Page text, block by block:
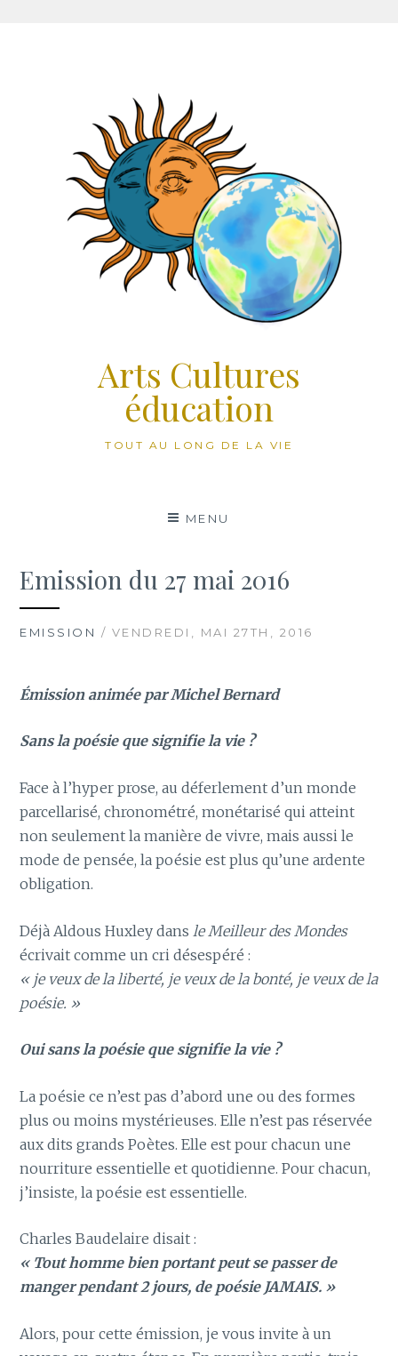
Arts Cultures
éducation
TOUT AU LONG DE LA VIE
MENU
Emission du 27 mai 2016
EMISSION / VENDREDI, MAI 27TH, 2016
Émission animée par Michel Bernard
Sans la poésie que signifie la vie ?
Face à l’hyper prose, au déferlement d’un monde
parcellarisé, chronométré, monétarisé qui atteint
non seulement la manière de vivre, mais aussi le
mode de pensée, la poésie est plus qu’une ardente
obligation.
Déjà Aldous Huxley dans le Meilleur des Mondes
écrivait comme un cri désespéré :
« je veux de la liberté, je veux de la bonté, je veux de la
poésie. »
Oui sans la poésie que signifie la vie ?
La poésie ce n’est pas d’abord une ou des formes
plus ou moins mystérieuses. Elle n’est pas réservée
aux dits grands Poètes. Elle est pour chacun une
nourriture essentielle et quotidienne. Pour chacun,
j’insiste, la poésie est essentielle.
Charles Baudelaire disait :
« Tout homme bien portant peut se passer de
manger pendant 2 jours, de poésie JAMAIS. »
Alors, pour cette émission, je vous invite à un